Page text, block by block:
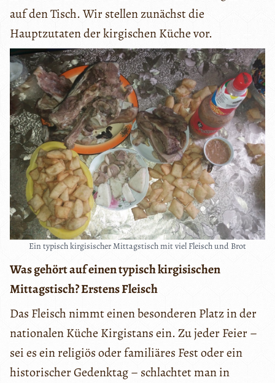
auf den Tisch. Wir stellen zunächst die
Hauptzutaten der kirgischen Küche vor.
Ein typisch kirgisischer Mittagstisch mit viel Fleisch und Brot
Was gehört auf einen typisch kirgisischen
Mittagstisch? Erstens Fleisch
Das Fleisch nimmt einen besonderen Platz in der
nationalen Küche Kirgistans ein. Zu jeder Feier –
sei es ein religiös oder familiäres Fest oder ein
historischer Gedenktag – schlachtet man in